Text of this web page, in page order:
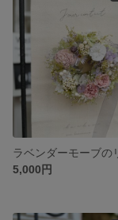
5,000円